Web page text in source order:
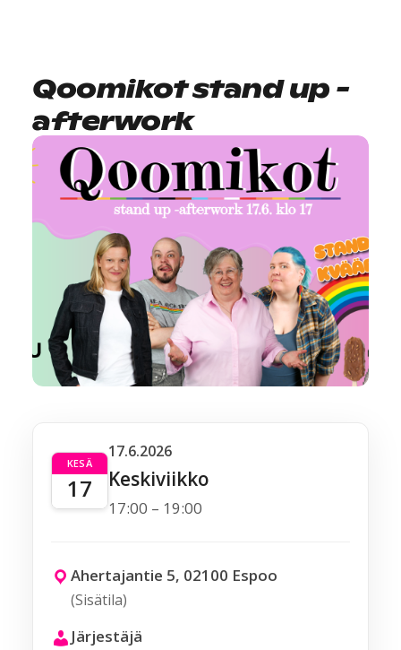
Qoomikot stand up -
afterwork
KESÄ
17
17.6.2026
Keskiviikko
17:00 – 19:00
Ahertajantie 5, 02100 Espoo
(Sisätila)
Järjestäjä